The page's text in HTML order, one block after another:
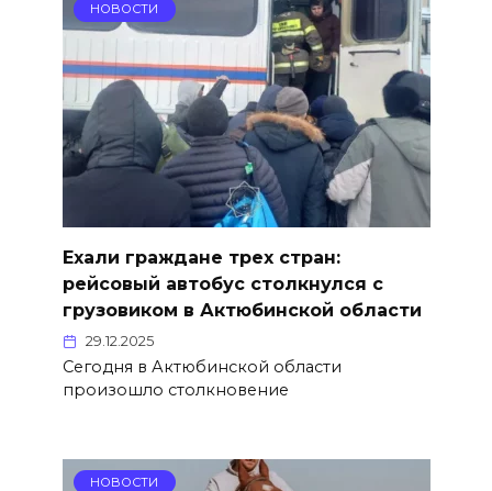
НОВОСТИ
Ехали граждане трех стран:
рейсовый автобус столкнулся с
грузовиком в Актюбинской области
29.12.2025
Сегодня в Актюбинской области
произошло столкновение
НОВОСТИ